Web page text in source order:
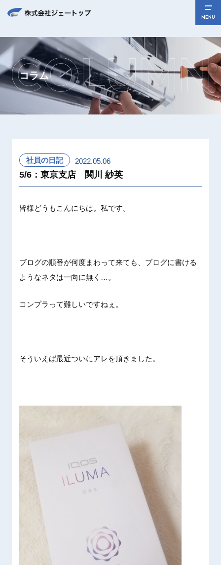
MENU
コラム
社員の日記 2022.05.06
5/6：東京支店 関川 紗英
皆様どうもこんにちは。私です。
ブログの順番が何度まわって来ても、ブログに書ける
ようなネタは一向に無く…。
コンプラって難しいですねぇ。
そういえば最近ついにアレを頂きました。